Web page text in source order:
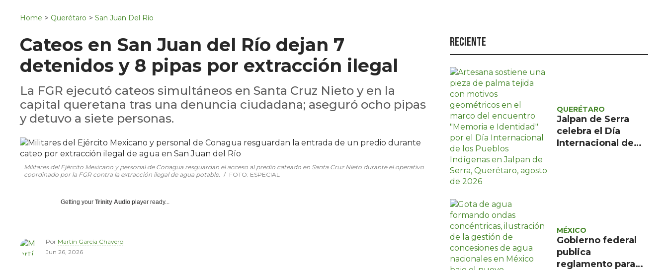
Política
Turismo
Estilo de vida
Opinión
Home > Querétaro > San Juan Del Río
Cateos en San Juan del Río dejan 7
detenidos y 8 pipas por extracción ilegal
La FGR ejecutó cateos simultáneos en Santa Cruz Nieto y en la
capital queretana tras una denuncia ciudadana; aseguró ocho pipas
y detuvo a siete personas.
Militares del Ejército Mexicano y personal de Conagua resguardan el acceso al predio cateado en Santa Cruz Nieto durante el operativo
coordinado por la FGR contra la extracción ilegal de agua potable.
FOTO: ESPECIAL
Getting your Trinity Audio player ready...
Por Martín García Chavero
Jun 26, 2026
Reciente
QUERÉTARO
Jalpan de Serra
celebra el Día
Internacional de
MÉXICO
Gobierno federal
publica
reglamento para